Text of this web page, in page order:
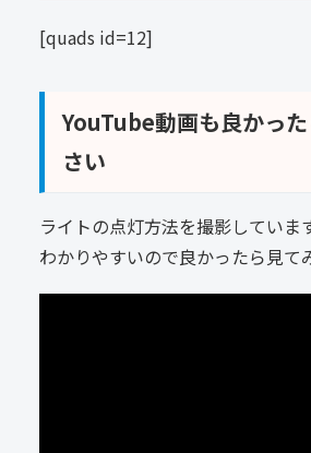
[quads id=12]
YouTube動画も良かっ
さい
ライトの点灯方法を撮影していま
わかりやすいので良かったら見て